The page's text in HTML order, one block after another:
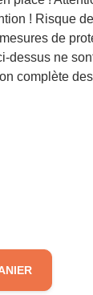
! Risque
de
dessus ne
complète